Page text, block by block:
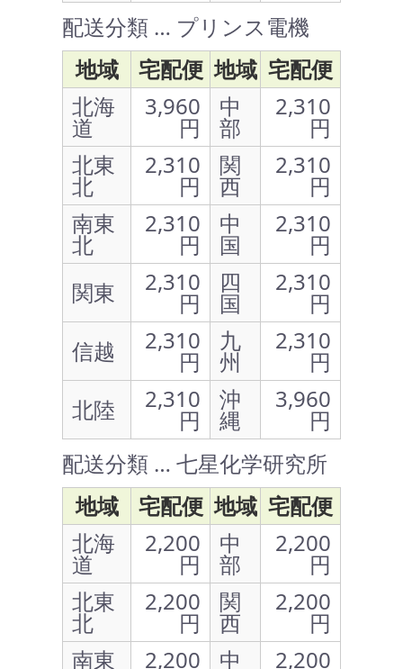
配送分類 … プリンス電機
地域
宅配便 地域 宅配便
北海
道
3,960
円
中
部
2,310
円
北東
北
2,310
円
関
西
2,310
円
南東
北
2,310
円
中
国
2,310
円
関東
2,310
円
四
国
2,310
円
信越
2,310
円
九
州
2,310
円
北陸
2,310
円
沖
縄
3,960
円
配送分類 … 七星化学研究所
地域
宅配便 地域 宅配便
北海
道
2,200
円
中
部
2,200
円
北東
北
2,200
円
関
西
2,200
円
南東
2,200 中 2,200